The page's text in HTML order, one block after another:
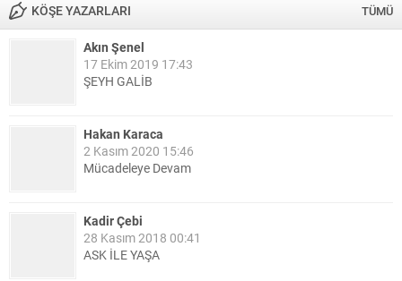
KÖŞE YAZARLARI TÜMÜ
Akın Şenel
17 Ekim 2019 17:43
ŞEYH GALİB
Hakan Karaca
2 Kasım 2020 15:46
Mücadeleye Devam
Kadir Çebi
28 Kasım 2018 00:41
ASK İLE YAŞA